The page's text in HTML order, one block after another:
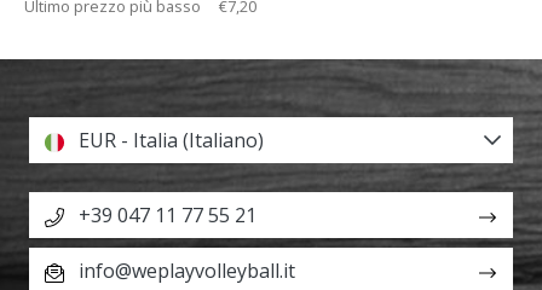
Ultimo prezzo più basso €7,20
EUR - Italia (Italiano)
+39 047 11 77 55 21
info@weplayvolleyball.it